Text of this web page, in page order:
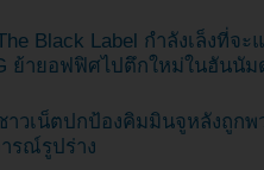
Black Label กำลังเล็งที่จะ
ย้ายอฟฟิศไปตึกใหม่ในฮันนัม
าวเน็ตปกป้องคิมมินจูหลังถูกพ
รณ์รูปร่าง